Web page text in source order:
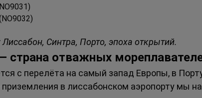
Лиссабон, Синтра, Порто, эпоха открытий.
страна отважных
с перелёта на самый запад Европы, в
в лиссабонском аэропорту мы